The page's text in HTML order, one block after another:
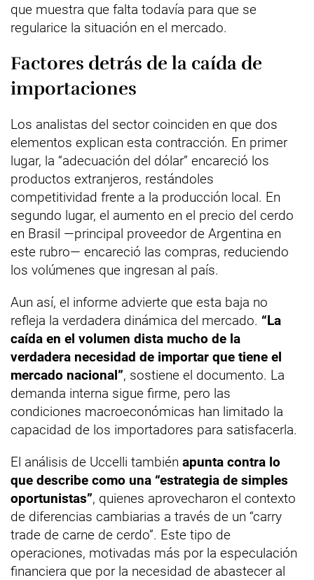
que muestra que falta todavía para que se
regularice la situación en el mercado.
Factores detrás de la caída de
importaciones
Los analistas del sector coinciden en que dos
elementos explican esta contracción. En primer
lugar, la “adecuación del dólar” encareció los
productos extranjeros, restándoles
competitividad frente a la producción local. En
segundo lugar, el aumento en el precio del cerdo
en Brasil —principal proveedor de Argentina en
este rubro— encareció las compras, reduciendo
los volúmenes que ingresan al país.
Aun así, el informe advierte que esta baja no
refleja la verdadera dinámica del mercado. “La
caída en el volumen dista mucho de la
verdadera necesidad de importar que tiene el
mercado nacional”, sostiene el documento. La
demanda interna sigue firme, pero las
condiciones macroeconómicas han limitado la
capacidad de los importadores para satisfacerla.
El análisis de Uccelli también apunta contra lo
que describe como una “estrategia de simples
oportunistas”, quienes aprovecharon el contexto
de diferencias cambiarias a través de un “carry
trade de carne de cerdo”. Este tipo de
operaciones, motivadas más por la especulación
financiera que por la necesidad de abastecer al